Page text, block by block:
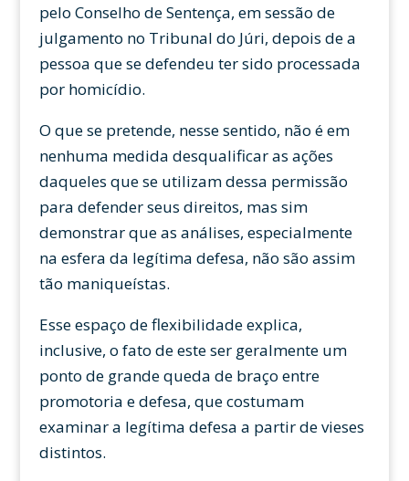
pelo Conselho de Sentença, em sessão de
julgamento no Tribunal do Júri, depois de a
pessoa que se defendeu ter sido processada
por homicídio.
O que se pretende, nesse sentido, não é em
nenhuma medida desqualificar as ações
daqueles que se utilizam dessa permissão
para defender seus direitos, mas sim
demonstrar que as análises, especialmente
na esfera da legítima defesa, não são assim
tão maniqueístas.
Esse espaço de flexibilidade explica,
inclusive, o fato de este ser geralmente um
ponto de grande queda de braço entre
promotoria e defesa, que costumam
examinar a legítima defesa a partir de vieses
distintos.